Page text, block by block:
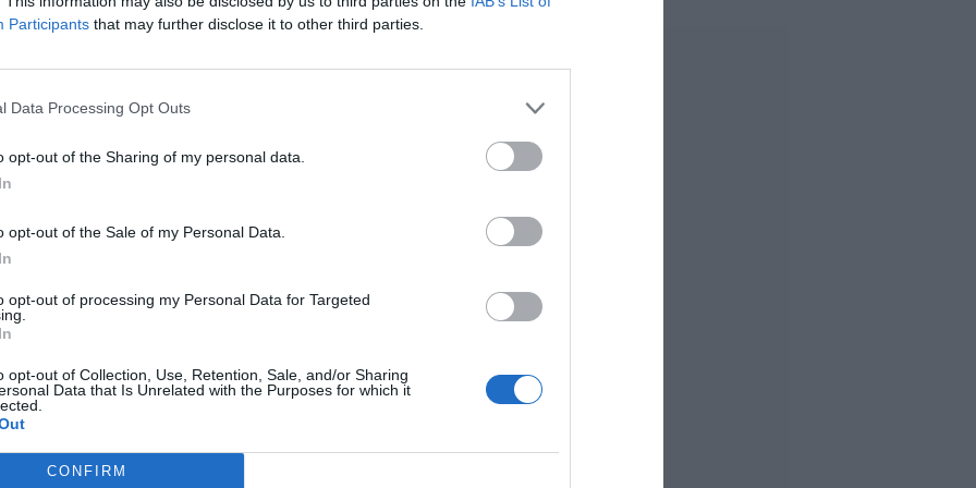
Participants that may further disclose it to other third parties.
Data Processing Opt Outs
opt-out of the Sharing of my personal data.
opt-out of the Sale of my Personal Data.
opt-out of processing my Personal Data for Targeted
opt-out of Collection, Use, Retention, Sale, and/or Sharing
Data that Is Unrelated with the Purposes for which it
CONFIRM
gran amb la celebració de la tradicional
a reunir milers de persones en un dels
vicentines.
imatge del copatró ha sigut acompanyada
la localitat. La participació ha sigut
l’alcalde,Paco Gorrea, la regidora de
la Corporació municipal, així com la
de la Confraria de Sant Vicent Ferrer.